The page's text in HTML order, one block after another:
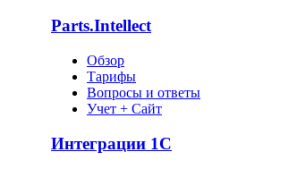
Parts.Intellect
Обзор
Тарифы
Вопросы и ответы
Учет + Сайт
Интеграции 1С